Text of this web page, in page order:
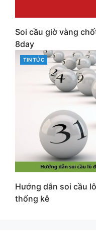
Soi cầu giờ vàng
8day
CATEGORIES
TIN TỨC
Hướng dẫn soi cầu
thống kê